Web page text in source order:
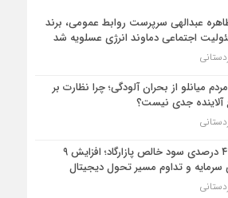
عبدالهی سرپرست روابط عمومی، برند
اجتماعی دماوند انرژی عسلویه شد
میانلو از بحران آلودگی؛ چرا نظارت بر
آلاینده جدی نیست؟
رشد ۴۱ درصدی سود خالص پازارگاد؛ افزایش ۹
سرمایه و تداوم مسیر تحول دیجیتال